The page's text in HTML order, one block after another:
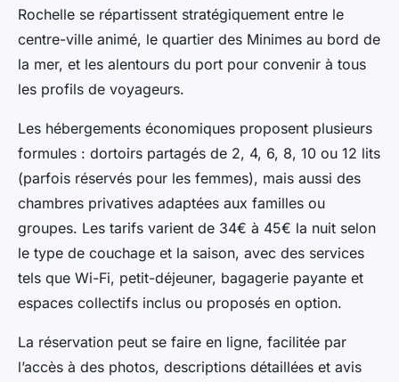
Rochelle se répartissent stratégiquement entre le
centre-ville animé, le quartier des Minimes au bord de
la mer, et les alentours du port pour convenir à tous
les profils de voyageurs.
Les hébergements économiques proposent plusieurs
formules : dortoirs partagés de 2, 4, 6, 8, 10 ou 12 lits
(parfois réservés pour les femmes), mais aussi des
chambres privatives adaptées aux familles ou
groupes. Les tarifs varient de 34€ à 45€ la nuit selon
le type de couchage et la saison, avec des services
tels que Wi-Fi, petit-déjeuner, bagagerie payante et
espaces collectifs inclus ou proposés en option.
La réservation peut se faire en ligne, facilitée par
l’accès à des photos, descriptions détaillées et avis